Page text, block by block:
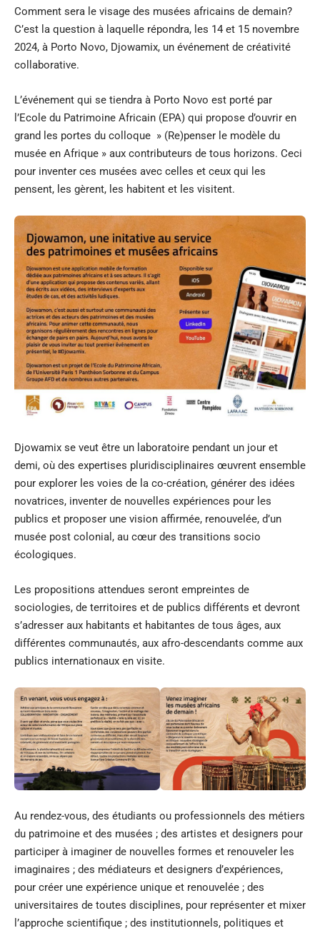
Comment sera le visage des musées africains de demain?
C’est la question à laquelle répondra, les 14 et 15 novembre
2024, à Porto Novo, Djowamix, un événement de créativité
collaborative.
L’événement qui se tiendra à Porto Novo est porté par
l’Ecole du Patrimoine Africain (EPA) qui propose d’ouvrir en
grand les portes du colloque » (Re)penser le modèle du
musée en Afrique » aux contributeurs de tous horizons. Ceci
pour inventer ces musées avec celles et ceux qui les
pensent, les gèrent, les habitent et les visitent.
Djowamix se veut être un laboratoire pendant un jour et
demi, où des expertises pluridisciplinaires œuvrent ensemble
pour explorer les voies de la co-création, générer des idées
novatrices, inventer de nouvelles expériences pour les
publics et proposer une vision affirmée, renouvelée, d’un
musée post colonial, au cœur des transitions socio
écologiques.
Les propositions attendues seront empreintes de
sociologies, de territoires et de publics différents et devront
s’adresser aux habitants et habitantes de tous âges, aux
différentes communautés, aux afro-descendants comme aux
publics internationaux en visite.
Au rendez-vous, des étudiants ou professionnels des métiers
du patrimoine et des musées ; des artistes et designers pour
participer à imaginer de nouvelles formes et renouveler les
imaginaires ; des médiateurs et designers d’expériences,
pour créer une expérience unique et renouvelée ; des
universitaires de toutes disciplines, pour représenter et mixer
l’approche scientifique ; des institutionnels, politiques et